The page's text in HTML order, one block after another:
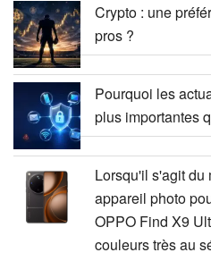
Crypto : une
pros ?
Pourquoi les
plus importantes
Lorsqu'il s'agit du
appareil photo
OPPO Find X9
couleurs très au